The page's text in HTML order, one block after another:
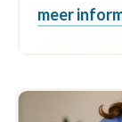
meer